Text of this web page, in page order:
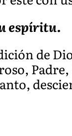
espíritu.
de